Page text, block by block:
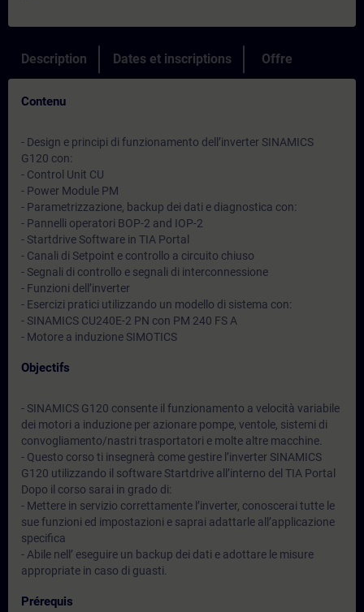
Description Dates et inscriptions Offre
Contenu
- Design e principi di funzionamento dell’inverter SINAMICS
G120 con:
- Control Unit CU
- Power Module PM
- Parametrizzazione, backup dei dati e diagnostica con:
- Pannelli operatori BOP-2 and IOP-2
- Startdrive Software in TIA Portal
- Canali di Setpoint e controllo a circuito chiuso
- Segnali di controllo e segnali di interconnessione
- Funzioni dell’inverter
- Esercizi pratici utilizzando un modello di sistema con:
- SINAMICS CU240E-2 PN con PM 240 FS A
- Motore a induzione SIMOTICS
Objectifs
- SINAMICS G120 consente il funzionamento a velocità variabile
dei motori a induzione per azionare pompe, ventole, sistemi di
convogliamento/nastri trasportatori e molte altre macchine.
- Questo corso ti insegnerà come gestire l’inverter SINAMICS
G120 utilizzando il software Startdrive all’interno del TIA Portal
Dopo il corso sarai in grado di:
- Mettere in servizio correttamente l’inverter, conoscerai tutte le
sue funzioni ed impostazioni e saprai adattarle all’applicazione
specifica
- Abile nell’ eseguire un backup dei dati e adottare le misure
appropriate in caso di guasti.
Prérequis